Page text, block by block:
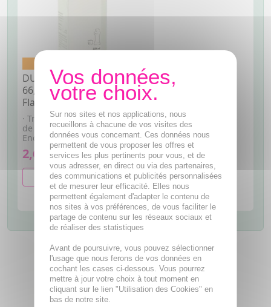
DUPHALAC Lactulose
66,5% Solution buvable
Flacon 200ml
· Traitement symptomatique
de la constipation. ·
Encéphalopathie hépatique.
2,66€
AJOUTER AU PANIER
Sur nos sites et nos applications, nous
recueillons à chacune de vos visites des
données vous concernant. Ces données nous
permettent de vous proposer les offres et
services les plus pertinents pour vous, et de
vous adresser, en direct ou via des partenaires,
des communications et publicités personnalisées
et de mesurer leur efficacité. Elles nous
permettent également d'adapter le contenu de
nos sites à vos préférences, de vous faciliter le
partage de contenu sur les réseaux sociaux et
de réaliser des statistiques
Avant de poursuivre, vous pouvez sélectionner
l'usage que nous ferons de vos données en
cochant les cases ci-dessous. Vous pourrez
mettre à jour votre choix à tout moment en
cliquant sur le lien "Utilisation des Cookies" en
bas de notre site.